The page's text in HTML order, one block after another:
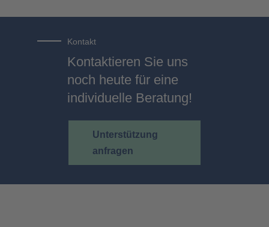
Kon­takt
Kontaktieren Sie uns
noch heute für eine
individuelle Beratung!
Unter­stüt­zung
anfra­gen